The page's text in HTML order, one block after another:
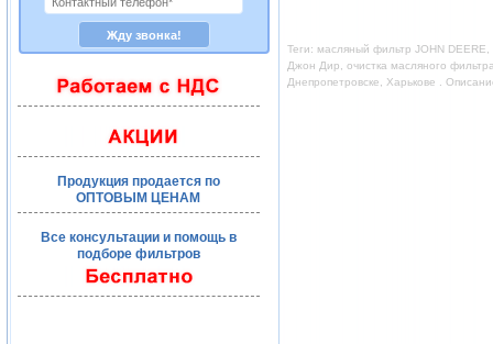
Продукция продается по
ОПТОВЫМ ЦЕНАМ
Все консультации и помощь в
подборе фильтров
Теги: масляный фильтр JOHN
Джон Дир, очистка масляного
Днепропетровске, Харькове .